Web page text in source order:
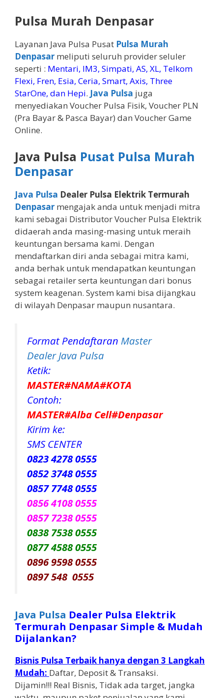
Pulsa Murah Denpasar
Layanan Java Pulsa Pusat Pulsa Murah
Denpasar meliputi seluruh provider seluler
seperti : Mentari, IM3, Simpati, AS, XL, Telkom
Flexi, Fren, Esia, Ceria, Smart, Axis, Three
StarOne, dan Hepi. Java Pulsa juga
menyediakan Voucher Pulsa Fisik, Voucher PLN
(Pra Bayar & Pasca Bayar) dan Voucher Game
Online.
Java Pulsa Pusat Pulsa Murah
Denpasar
Java Pulsa Dealer Pulsa Elektrik Termurah
Denpasar mengajak anda untuk menjadi mitra
kami sebagai Distributor Voucher Pulsa Elektrik
didaerah anda masing-masing untuk meraih
keuntungan bersama kami. Dengan
mendaftarkan diri anda sebagai mitra kami,
anda berhak untuk mendapatkan keuntungan
sebagai retailer serta keuntungan dari bonus
system keagenan. System kami bisa dijangkau
di wilayah Denpasar maupun nusantara.
Format Pendaftaran Master
Dealer Java Pulsa
Ketik:
MASTER#NAMA#KOTA
Contoh:
MASTER#Alba Cell#Denpasar
Kirim ke:
SMS CENTER
0823 4278 0555
0852 3748 0555
0857 7748 0555
0856 4108 0555
0857 7238 0555
0838 7538 0555
0877 4588 0555
0896 9598 0555
0897 548 0555
Java Pulsa Dealer Pulsa Elektrik
Termurah Denpasar Simple & Mudah
Dijalankan?
Bisnis Pulsa Terbaik hanya dengan 3 Langkah
Mudah: Daftar, Deposit & Transaksi.
Dijamin!!! Real Bisnis, Tidak ada target, jangka